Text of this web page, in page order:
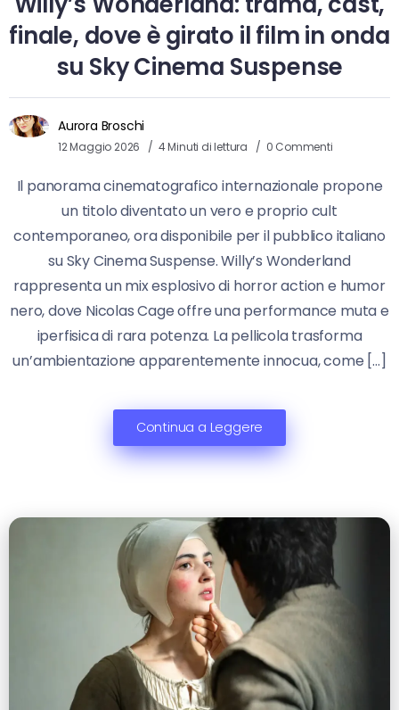
finale, dove è girato il film in onda
su Sky Cinema Suspense
Aurora Broschi
12 Maggio 2026 4 Minuti di lettura 0 Commenti
Il panorama cinematografico internazionale propone
un titolo diventato un vero e proprio cult
contemporaneo, ora disponibile per il pubblico italiano
su Sky Cinema Suspense. Willy’s Wonderland
rappresenta un mix esplosivo di horror action e humor
nero, dove Nicolas Cage offre una performance muta e
iperfisica di rara potenza. La pellicola trasforma
un’ambientazione apparentemente innocua, come […]
Continua a Leggere